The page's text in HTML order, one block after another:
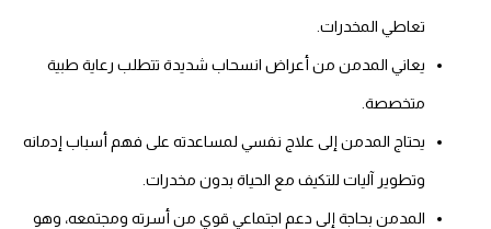
تعاطي المخدرات.
يعاني المدمن من أعراض انسحاب شديدة تتطلب رعاية طبية
متخصصة.
يحتاج المدمن إلى علاج نفسي لمساعدته على فهم أسباب إدمانه
وتطوير آليات للتكيف مع الحياة بدون مخدرات.
المدمن بحاجة إلى دعم اجتماعي قوي من أسرته ومجتمعه، وهو